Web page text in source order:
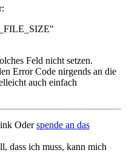
Feld nicht setzen.
Error Code nirgends an die
auch einfach
Oderspende an das
dass ich muss, kann mich